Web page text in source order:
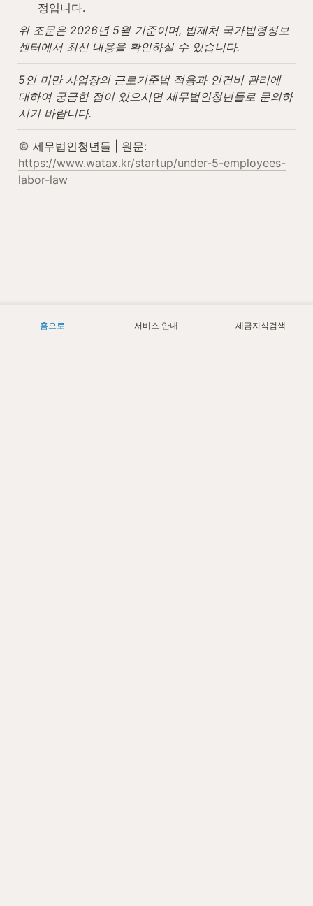
정입니다.
위 조문은 2026년 5월 기준이며, 법제처 국가법령정보
센터에서 최신 내용을 확인하실 수 있습니다.
5인 미만 사업장의 근로기준법 적용과 인건비 관리에
대하여 궁금한 점이 있으시면 세무법인청년들로 문의하
시기 바랍니다.
https://www.watax.kr/startup/under-5-employees-
labor-law
홈으로 서비스 안내 세금지식검색